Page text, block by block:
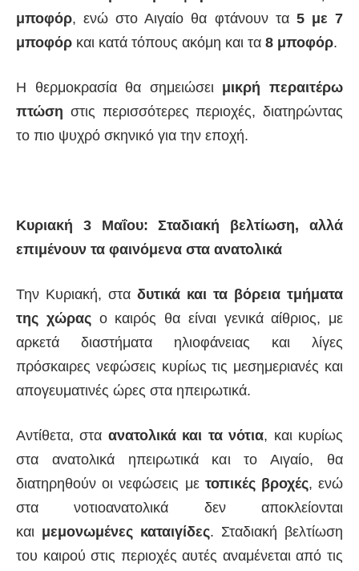
μποφόρ, ενώ στο Αιγαίο θα φτάνουν τα 5 με 7
μποφόρ και κατά τόπους ακόμη και τα 8 μποφόρ.
Η θερμοκρασία θα σημειώσει μικρή περαιτέρω
πτώση στις περισσότερες περιοχές, διατηρώντας
το πιο ψυχρό σκηνικό για την εποχή.
Κυριακή 3 Μαΐου: Σταδιακή βελτίωση, αλλά
επιμένουν τα φαινόμενα στα ανατολικά
Την Κυριακή, στα δυτικά και τα βόρεια τμήματα
της χώραςο καιρός θα είναι γενικά αίθριος, με
αρκετά διαστήματα ηλιοφάνειας και λίγες
πρόσκαιρες νεφώσεις κυρίως τις μεσημεριανές και
απογευματινές ώρες στα ηπειρωτικά.
Αντίθετα, στα ανατολικά και τα νότια, και κυρίως
στα ανατολικά ηπειρωτικά και το Αιγαίο, θα
διατηρηθούν οι νεφώσεις με τοπικές βροχές, ενώ
στα νοτιοανατολικά δεν αποκλείονται
και μεμονωμένες καταιγίδες. Σταδιακή βελτίωση
του καιρού στις περιοχές αυτές αναμένεται από τις